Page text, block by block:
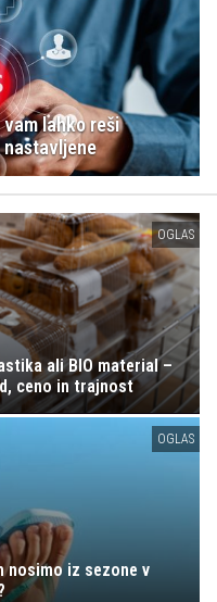
lahko reši
nastavljene
OGLAS
ali BIO material –
ceno in trajnost
OGLAS
nosimo iz sezone v